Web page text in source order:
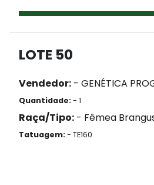
LOTE 50
Vendedor: - GENÉTICA
Quantidade:- 1
Raça/Tipo: - Fêmea
Tatuagem:- TE160